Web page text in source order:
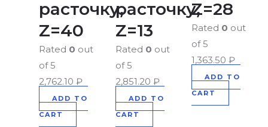
расточку,
Z=40
Rated 0 out
of 5
2,762.10 ₽
ADD TO
CART
расточку,
Z=13
Rated 0 out
of 5
2,851.20 ₽
ADD TO
CART
Z=28
Rated 0 out
of 5
1,363.50₽
ADD TO
CART